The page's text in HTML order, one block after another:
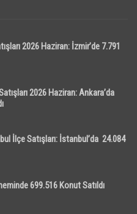
2026 Haziran: İzmir’de 7.791
2026 Haziran: Ankara’da
İlçe Satışları: İstanbul’da 24.084
699.516 Konut Satıldı